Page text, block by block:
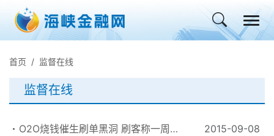
首页 监督在线
监督在线
O2O烧钱催生刷单黑洞 刷客称一周赚
2015-09-08